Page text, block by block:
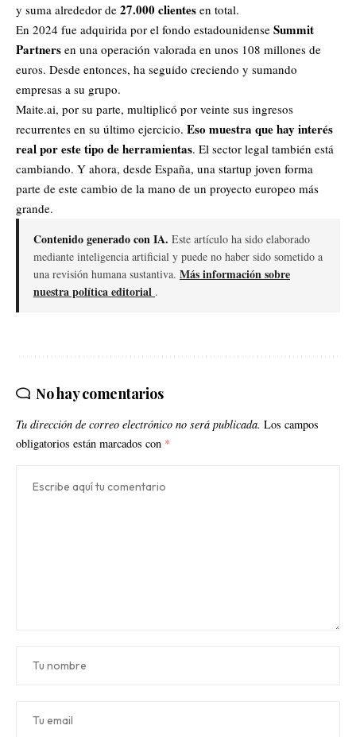
y suma alrededor de 27.000 clientes en total.
En 2024 fue adquirida por el fondo estadounidense Summit
Partners en una operación valorada en unos 108 millones de
euros. Desde entonces, ha seguido creciendo y sumando
empresas a su grupo.
Maite.ai, por su parte, multiplicó por veinte sus ingresos
recurrentes en su último ejercicio. Eso muestra que hay interés
real por este tipo de herramientas. El sector legal también está
cambiando. Y ahora, desde España, una startup joven forma
parte de este cambio de la mano de un proyecto europeo más
grande.
Contenido generado con IA. Este artículo ha sido elaborado
mediante inteligencia artificial y puede no haber sido sometido a
una revisión humana sustantiva. Más información sobre
nuestra política editorial .
No hay comentarios
Tu dirección de correo electrónico no será publicada. Los campos
obligatorios están marcados con *